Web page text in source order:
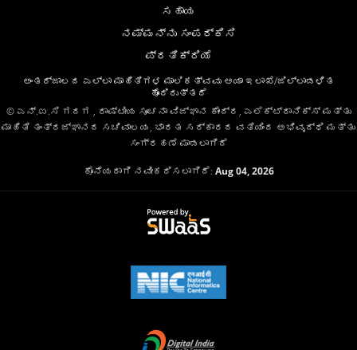
ಸಹಾಯ
ನಮ್ಮನ್ನು ಸಂಪರ್ಕಿಸಿ
ಪ್ರತಿಕ್ರಿಯೆ
ಅಂತರ್ಜಾಲದ ಎಲ್ಲಾ ಮಾಹಿತಿಗಳ ಮಾಲಿಕತ್ವವು ಆಯಾ ಇಲಾಖೆ/ಜಿಲ್ಲಾಡಳಿತ
ಹೊಂದಿರುತ್ತದೆ
© ಎನ್.ಐ.ಸಿ ಗದಗ , ರಾಷ್ಟೀಯ ಸೂಚನಾ ವಿಜ್ಞಾನ ಕೇಂದ್ರ, ಎಲೆಕ್ಟ್ರಾನಿಕ್ಸ್ ಮತ್ತು
ಮಾಹಿತಿ ತಂತ್ರಜ್ಞಾನದ ಸಚಿವಾಲಯ, ಭಾರತ ಸರ್ಕಾರದ ವತಿಯಿಂದ ಅಭಿವೃದ್ಧಿ ಮತ್ತು
ಸಂಗ್ರಹಣೆ ಮಾಡಲಾಗಿದೆ
ಕೊನೆಯದಾಗಿ ನವೀಕರಿಸಲಾಗಿದೆ: Aug 04, 2026